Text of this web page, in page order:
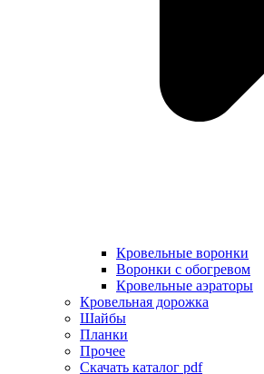
Кровельные воронки
Воронки с обогревом
Кровельные аэраторы
Кровельная дорожка
Шайбы
Планки
Прочее
Скачать каталог pdf